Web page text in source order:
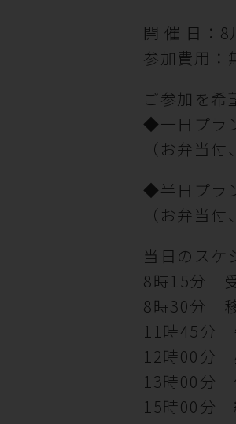
開 催 日：
参加費用：
ご参加を希
◆一日プラ
（お弁当
◆半日プラ
（お弁当
当日のスケ
8時15分
8時30分
11時45分
12時00分
13時00分
15時00分